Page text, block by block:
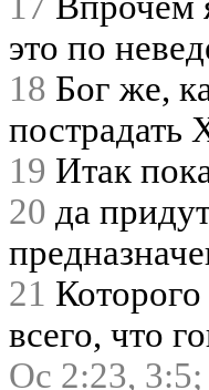
это по
18 Бог же,
пострадать
19 Итак
20 да
21
всего, что
Ос 2:23, 3:5;